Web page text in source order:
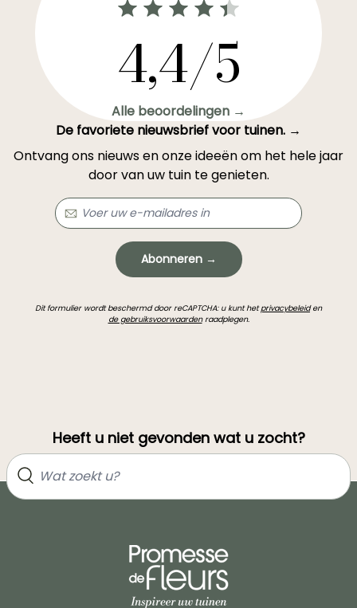
4,4/5
Alle beoordelingen →
De favoriete nieuwsbrief voor tuinen. →
Ontvang ons nieuws en onze ideeën om het hele jaar
door van uw tuin te genieten.
Abonneren →
Dit formulier wordt beschermd door reCAPTCHA: u kunt hetprivacybeleiden
de gebruiksvoorwaardenraadplegen.
Heeft u niet gevonden wat u zocht?